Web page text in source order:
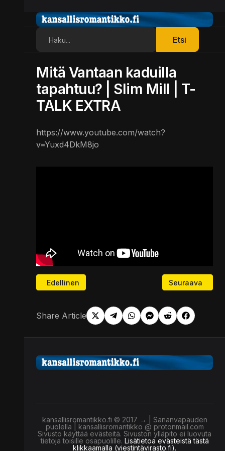
Etsi
Mitä Vantaan kaduilla
tapahtuu? | Slim Mill | T-
TALK EXTRA
https://www.youtube.com/watch?
v=Yuxd4DkM8jo
Edellinen artikkeli: Podcast 132. EU:n kielletyt
Edellinen Seuraava
Seuraava
Share Article
kansallisromantikko.fi © 2017 → | Sananvapauden
puolella | kansallisromantikko @ protonmail.com
Sivusto käyttää evästeitä. Sivuston ylläpito ei luovuta
tietoja toisille osapuolille. Lisätietoa evästeistä tästä
klikkaamalla (viestintävirasto.fi).